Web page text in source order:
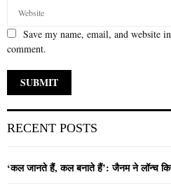
Save my name, email, and website
comment.
RECENT POSTS
‘कल जानते हैं, कल बनाते हैं’: जैनम ने लॉन्च